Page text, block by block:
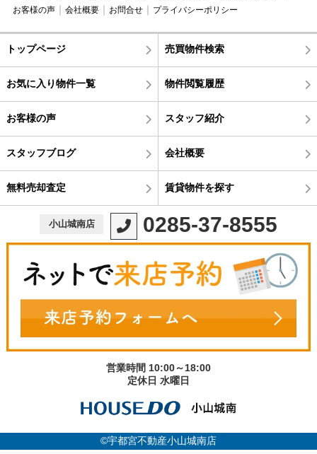
お客様の声
会社概要 お問合せ プライバシーポリシー
トップページ 売買物件検索
お気に入り物件一覧 物件閲覧履歴
お客様の声 スタッフ紹介
スタッフブログ 会社概要
無料売却査定 賃貸物件を探す
小山城南店 0285-37-8555
営業時間 10:00～18:00
定休日 水曜日
©宇都宮不動産小山城南店